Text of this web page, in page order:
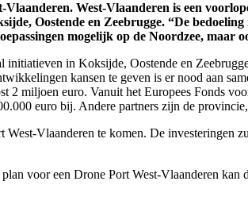
West-Vlaanderen is een
Oostende en Zeebrugge. “De bedoeling
mogelijk op de Noordzee, maar
in Koksijde, Oostende en
kansen te geven is er nood aan
2 miljoen euro. Vanuit het Europees Fonds
euro bij. Andere partners zijn de
Vlaanderen te komen. De investeringen
voor een Drone Port West-Vlaanderen